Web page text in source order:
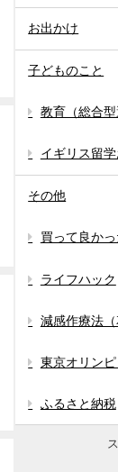
お出かけ
子どものこと
教育（総合型
イギリス留
その他
買って良か
ライフハック
減感作療法（
東京オリン
ふるさと納税